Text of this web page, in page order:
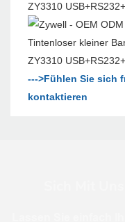
--->Fühlen Sie sich
kontaktieren